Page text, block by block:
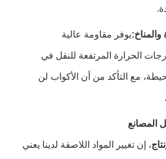
والمناخ:يوفر مقاومة عالية
الحرارة المرتفعة للنقل في
مع التأكد من أن الأكواب لن
المصانع
، إن تغيير المواد اللاصقة لدينا يعني